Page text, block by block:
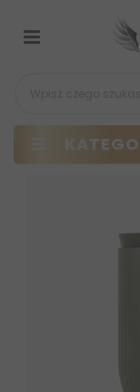
Przełącz
nawigacji